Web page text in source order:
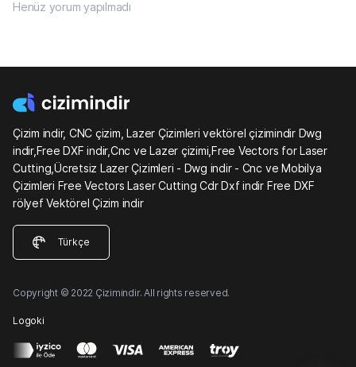
Henüz yorum yapılmadı
Çizim indir, CNC çizim, Lazer Çizimleri vektörel çizimindir Dwg
indir,Free DXF indir,Cnc ve Lazer çizimi,Free Vectors for Laser
Cutting,Ücretsiz Lazer Çizimleri - Dwg indir - Cnc ve Mobilya
Çizimleri Free Vectors Laser Cutting Cdr Dxf indir Free DXF
rölyef Vektörel Çizim indir
Türkçe
Copyright © 2022 Çizimindir. All rights reserved.
Logoki